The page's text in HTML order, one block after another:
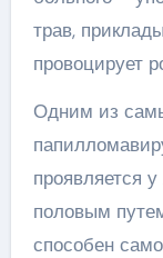
трав,
провоцирует
Одним из
проявляется
половым
способен